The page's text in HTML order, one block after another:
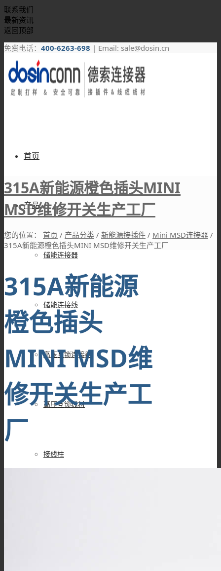
联系我们
最新资讯
返回顶部
免费电话： 400-6263-698 | Email: sale@dosin.cn
首页
产品
储能连接器
储能连接线
高压互锁连接器
高压互锁线材
接线柱
315A新能源橙色插头MINI
MSD维修开关生产工厂
您的位置： 首页 / 产品分类 / 新能源接插件 / Mini MSD连接器 /
315A新能源橙色插头MINI MSD维修开关生产工厂
315A新能源
橙色插头
MINI MSD维
修开关生产工
厂